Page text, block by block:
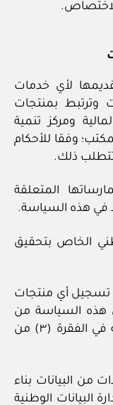
لأي خدمات
وترتبط بمنتجات
ومركز تنمية
وفقا للأحكام
تتطلب ذلك.
المتعلقة
في هذه السياسة.
الخاص بتحقيق
تسجيل أي منتجات
هذه السياسة من
خلال السجل الوطني المنصوص عليه في الفقرة (٣) من
من البيانات بناء
البيانات الوطنية